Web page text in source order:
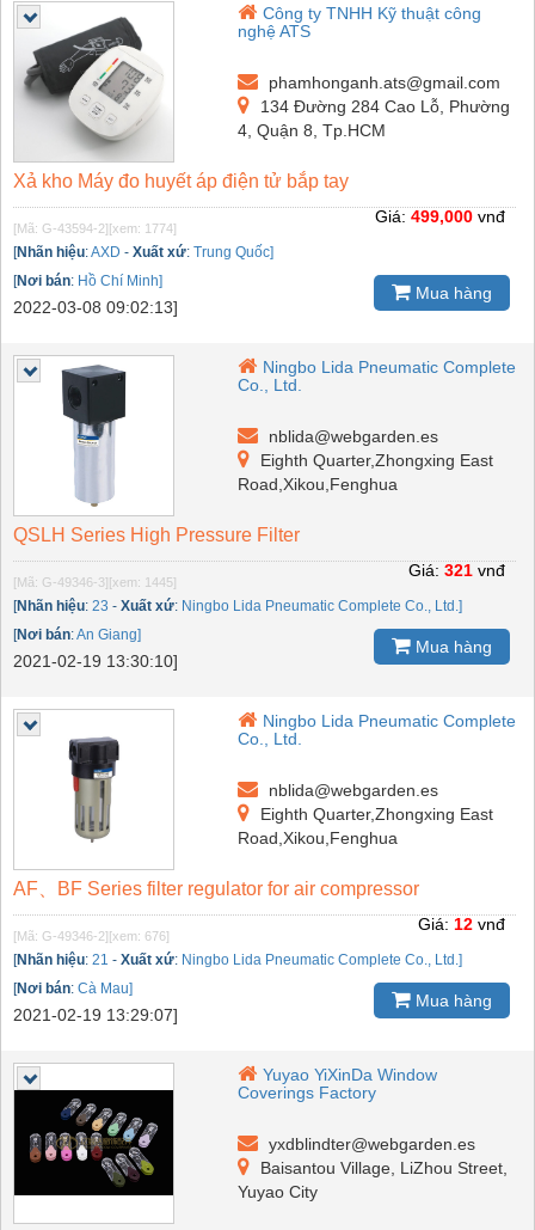
Công ty TNHH Kỹ thuật công
nghệ ATS
phamhonganh.ats@gmail.com
134 Đường 284 Cao Lỗ, Phường
4, Quận 8, Tp.HCM
Xả kho Máy đo huyết áp điện tử bắp tay
[Mã: G-43594-2][xem: 1774]
[Nhãn hiệu:AXD - Xuất xứ: Trung Quốc]
[Nơi bán: Hồ Chí Minh]
2022-03-08 09:02:13]
Giá: 499,000 vnđ
Mua hàng
Ningbo Lida Pneumatic Complete
Co., Ltd.
nblida@webgarden.es
Eighth Quarter,Zhongxing East
Road,Xikou,Fenghua
QSLH Series High Pressure Filter
[Mã: G-49346-3][xem: 1445]
[Nhãn hiệu: 23 - Xuất xứ: Ningbo Lida Pneumatic Complete Co., Ltd.]
[Nơi bán:An Giang]
2021-02-19 13:30:10]
Giá: 321 vnđ
Mua hàng
Ningbo Lida Pneumatic Complete
Co., Ltd.
nblida@webgarden.es
Eighth Quarter,Zhongxing East
Road,Xikou,Fenghua
AF、BF Series filter regulator for air compressor
[Mã: G-49346-2][xem: 676]
[Nhãn hiệu: 21 - Xuất xứ: Ningbo Lida Pneumatic Complete Co., Ltd.]
[Nơi bán: Cà Mau]
2021-02-19 13:29:07]
Giá: 12 vnđ
Mua hàng
Yuyao YiXinDa Window
Coverings Factory
yxdblindter@webgarden.es
Baisantou Village, LiZhou Street,
Yuyao City